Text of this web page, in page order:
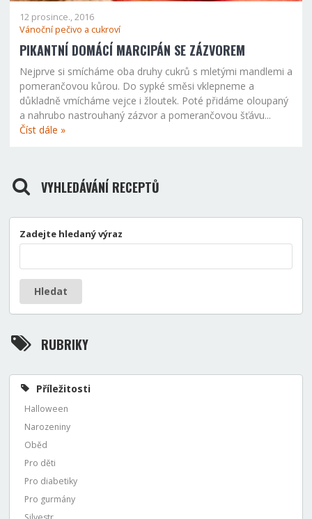
12 prosince., 2016
Vánoční pečivo a cukroví
PIKANTNÍ DOMÁCÍ MARCIPÁN SE ZÁZVOREM
Nejprve si smícháme oba druhy cukrů s mletými mandlemi a
pomerančovou kůrou. Do sypké směsi vklepneme a
důkladně vmícháme vejce i žloutek. Poté přidáme oloupaný
a nahrubo nastrouhaný zázvor a pomerančovou šťávu...
Číst dále »
VYHLEDÁVÁNÍ RECEPTŮ
Zadejte hledaný výraz
Hledat
RUBRIKY
Příležitosti
Halloween
Narozeniny
Oběd
Pro děti
Pro diabetiky
Pro gurmány